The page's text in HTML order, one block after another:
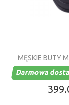
MĘSKIE BUTY
Darmowa